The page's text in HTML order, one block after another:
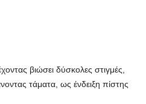
βιώσει δύσκολες στιγμές,
τάματα, ως ένδειξη πίστης